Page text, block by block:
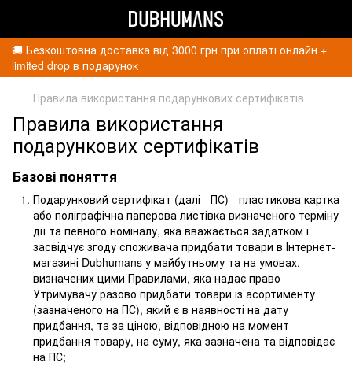
🚚 Безкоштовна доставка від 3000 грн при оплаті онлайн +
limited drop в подарунок
Правила використання подарункових сертифікатів
Правила використання
подарункових сертифікатів
Базові поняття
Подарунковий сертифікат (далі - ПС) - пластикова картка
або поліграфічна паперова листівка визначеного терміну
дії та певного номіналу, яка вважається задатком і
засвідчує згоду споживача придбати товари в Інтернет-
магазині Dubhumans у майбутньому та на умовах,
визначених цими Правилами, яка надає право
Утримувачу разово придбати товари із асортименту
(зазначеного на ПС), який є в наявності на дату
придбання, та за ціною, відповідною на момент
придбання товару, на суму, яка зазначена та відповідає
на ПС;